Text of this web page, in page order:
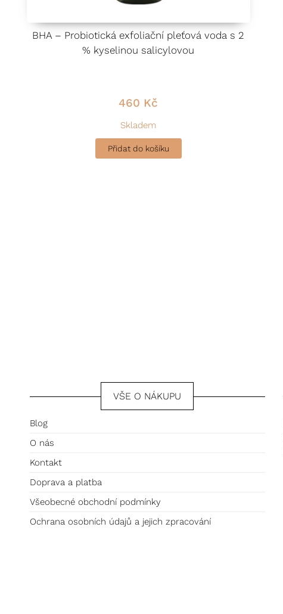
BHA – Probiotická exfoliační pleťová voda s 2
% kyselinou salicylovou
460 Kč
Skladem
Přidat do košíku
VŠE O NÁKUPU
Blog
O nás
Kontakt
Doprava a platba
Všeobecné obchodní podmínky
Ochrana osobních údajů a jejich zpracování